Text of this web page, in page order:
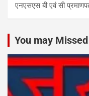
एनएसएस बी एवं सी
You may Missed